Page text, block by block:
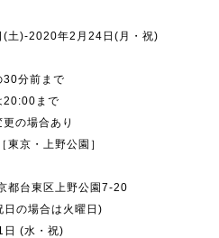
2020年2月24日(月・祝)
前まで
まで
合あり
・上野公園］
区上野公園7-20
の場合は火曜日)
・祝)